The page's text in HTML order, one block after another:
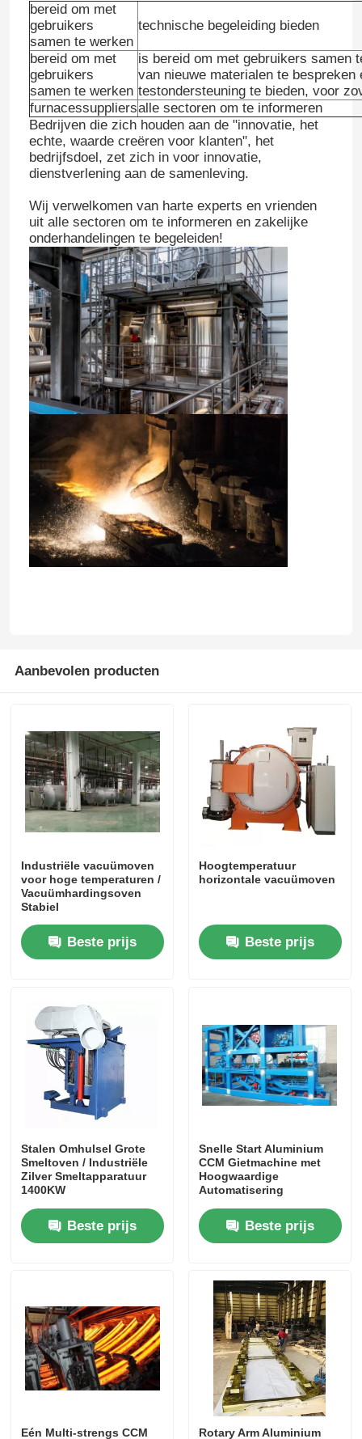
Ongeveer ons
Fabrieksreis
Kwaliteitscontrole
Contacteer ons
Gevallen
Verzoek om een Citaat
Vacuüminductie Smeltende Oven
industriële smeltende oven
aluminium smeltoven
glas aanmakende oven
Plasmaboogoven
de oven van de autobodem
bereid om met
gebruikers
samen te werken
technische begeleiding bieden
bereid om met
gebruikers
samen te werken
is bereid om met gebruikers samen
van nieuwe materialen te bespreken
testondersteuning te bieden, voor
furnacessuppliersalle sectoren om te informeren
Bedrijven die zich houden aan de "innovatie, het
echte, waarde creëren voor klanten", het
bedrijfsdoel, zet zich in voor innovatie,
dienstverlening aan de samenleving.
Wij verwelkomen van harte experts en vrienden
uit alle sectoren om te informeren en zakelijke
onderhandelingen te begeleiden!
Aanbevolen producten
Industriële vacuümoven
voor hoge temperaturen /
Vacuümhardingsoven
Stabiel
Beste prijs
Hoogtemperatuur
horizontale vacuümoven
Beste prijs
Stalen Omhulsel Grote
Smeltoven / Industriële
Zilver Smeltapparatuur
1400KW
Beste prijs
Snelle Start Aluminium
CCM Gietmachine met
Hoogwaardige
Automatisering
Beste prijs
Eén Multi-strengs CCM Rotary Arm Aluminium